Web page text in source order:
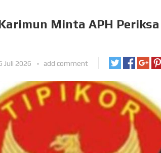
Minta APH
Juli 2026 add comment